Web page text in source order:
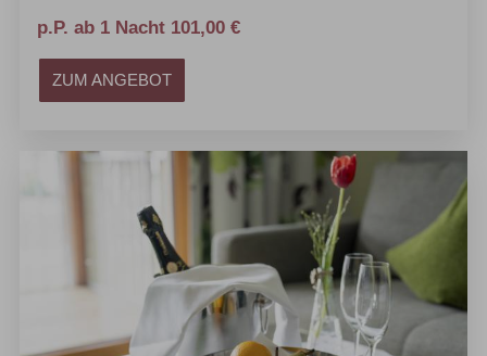
p.P. ab 1 Nacht 101,00 €
ZUM ANGEBOT